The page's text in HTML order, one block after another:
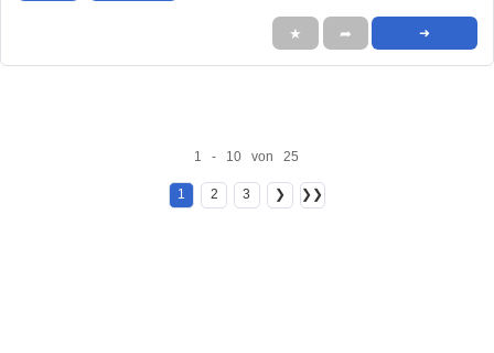
★ ➦ ➜
1 - 10 von 25
1 2 3 ❯ ❯❯